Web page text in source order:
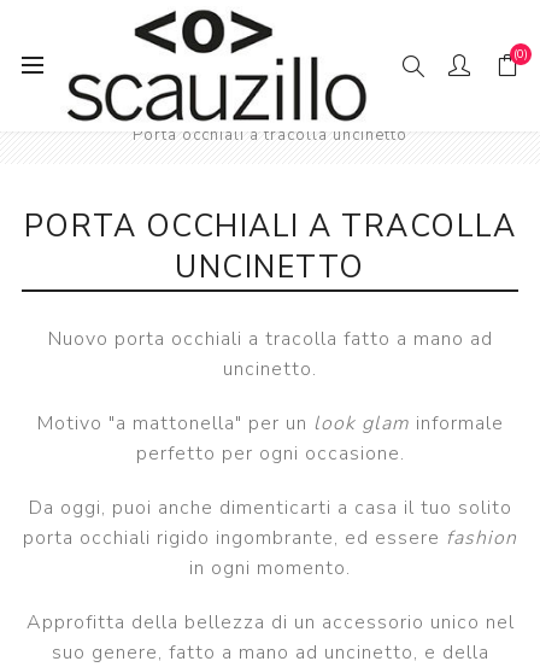
(0)
Pagina iniziale
Accessori occhiali
Porta occhiali a tracolla uncinetto
PORTA OCCHIALI A TRACOLLA
UNCINETTO
Nuovo porta occhiali a tracolla fatto a mano ad
uncinetto.
Motivo "a mattonella" per un look glam informale
perfetto per ogni occasione.
Da oggi, puoi anche dimenticarti a casa il tuo solito
porta occhiali rigido ingombrante, ed essere fashion
in ogni momento.
Approfitta della bellezza di un accessorio unico nel
suo genere, fatto a mano ad uncinetto, e della